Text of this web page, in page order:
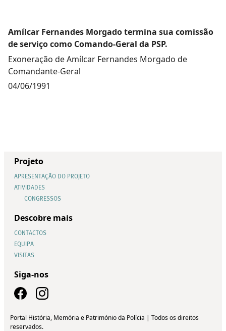
Amílcar Fernandes Morgado termina sua comissão
de serviço como Comando-Geral da PSP.
Exoneração de Amílcar Fernandes Morgado de
Comandante-Geral
04/06/1991
Projeto
APRESENTAÇÃO DO PROJETO
ATIVIDADES
CONGRESSOS
Descobre mais
CONTACTOS
EQUIPA
VISITAS
Siga-nos
Portal História, Memória e Património da Polícia | Todos os direitos
reservados.